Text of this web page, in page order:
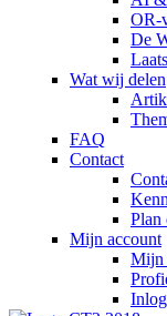
OR-
De
Wat wij delen
FAQ
Contact
Plan
Mijn account
Mijn